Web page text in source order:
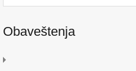
Obaveštenja